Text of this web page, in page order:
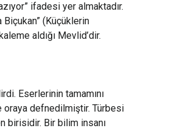
ifadesi yer almaktadır.
Biçukan” (Küçüklerin
aldığı Mevlid’dir.
Eserlerinin tamamını
oraya defnedilmiştir. Türbesi
birisidir. Bir bilim insanı